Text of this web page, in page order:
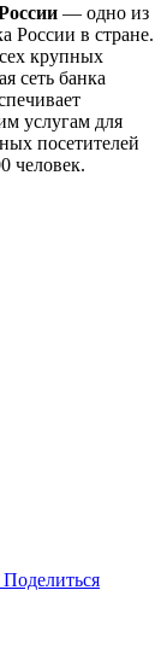
— одно из
России в стране.
крупных
сеть банка
услугам для
посетителей
человек.
Поделиться